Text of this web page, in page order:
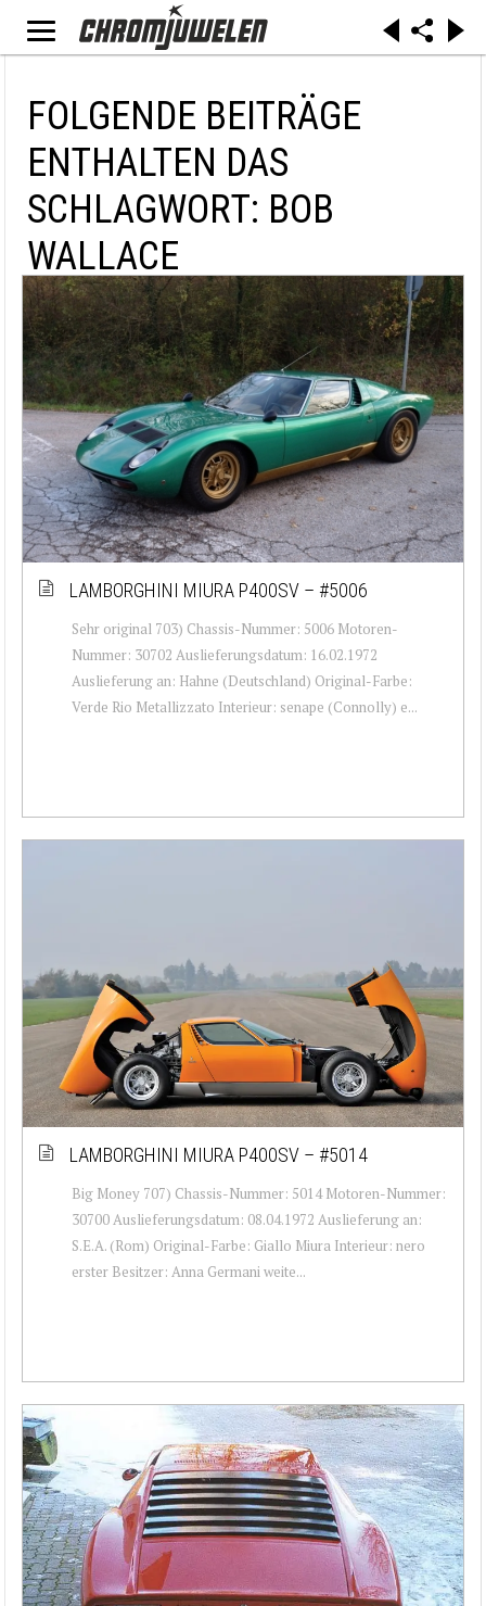
FOLGENDE BEITRÄGE
ENTHALTEN DAS
SCHLAGWORT: BOB
WALLACE
LAMBORGHINI MIURA P400SV – #5006
Sehr original 703) Chassis-Nummer: 5006 Motoren-
Nummer: 30702 Auslieferungsdatum: 16.02.1972
Auslieferung an: Hahne (Deutschland) Original-Farbe:
Verde Rio Metallizzato Interieur: senape (Connolly) e...
LAMBORGHINI MIURA P400SV – #5014
Big Money 707) Chassis-Nummer: 5014 Motoren-Nummer:
30700 Auslieferungsdatum: 08.04.1972 Auslieferung an:
S.E.A. (Rom) Original-Farbe: Giallo Miura Interieur: nero
erster Besitzer: Anna Germani weite...